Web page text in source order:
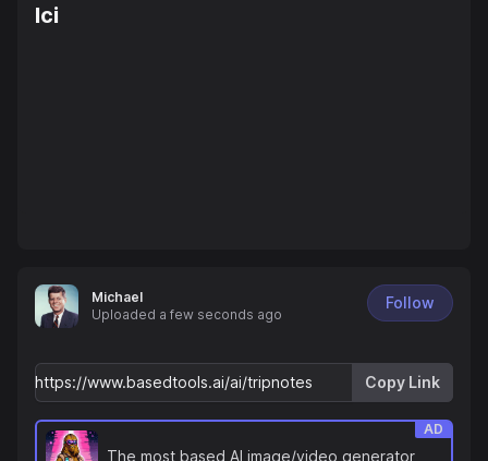
Ici
Michael
Uploaded a few seconds ago
Follow
Copy Link
The most based AI image/video generator
AD